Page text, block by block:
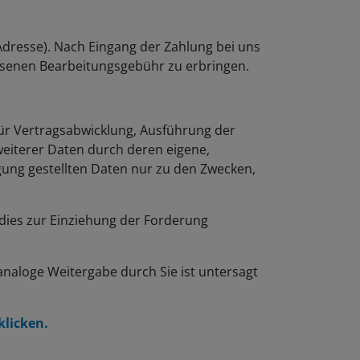
Nach Eingang der Zahlung bei uns
Bearbeitungsgebühr zu erbringen.
Vertragsabwicklung, Ausführung der
Daten durch deren eigene,
gestellten Daten nur zu den Zwecken,
zur Einziehung der Forderung
Weitergabe durch Sie ist untersagt